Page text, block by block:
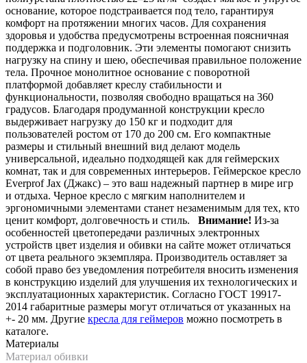
основание, которое подстраивается под тело, гарантируя
комфорт на протяжении многих часов. Для сохранения
здоровья и удобства предусмотрены встроенная поясничная
поддержка и подголовник. Эти элементы помогают снизить
нагрузку на спину и шею, обеспечивая правильное положение
тела. Прочное монолитное основание с поворотной
платформой добавляет креслу стабильности и
функциональности, позволяя свободно вращаться на 360
градусов. Благодаря продуманной конструкции кресло
выдерживает нагрузку до 150 кг и подходит для
пользователей ростом от 170 до 200 см. Его компактные
размеры и стильный внешний вид делают модель
универсальной, идеально подходящей как для геймерских
комнат, так и для современных интерьеров. Геймерское кресло
Everprof Jax (Джакс) – это ваш надежный партнер в мире игр
и отдыха. Черное кресло с мягким наполнителем и
эргономичными элементами станет незаменимым для тех, кто
ценит комфорт, долговечность и стиль. Внимание! Из-за
особенностей цветопередачи различных электронных
устройств цвет изделия и обивки на сайте может отличаться
от цвета реального экземпляра. Производитель оставляет за
собой право без уведомления потребителя вносить изменения
в конструкцию изделий для улучшения их технологических и
эксплуатационных характеристик. Согласно ГОСТ 19917-
2014 габаритные размеры могут отличаться от указанных на
+- 20 мм. Другие кресла для геймеров можно посмотреть в
каталоге.
Материалы
Материал обивки